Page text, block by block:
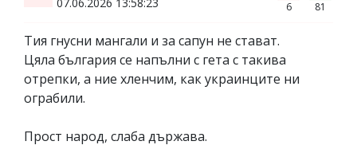
6 81
Тия гнусни мангали и за сапун не стават.
Цяла българия се напълни с гета с такива
отрепки, а ние хленчим, как украинците ни
ограбили.
Прост народ, слаба държава.